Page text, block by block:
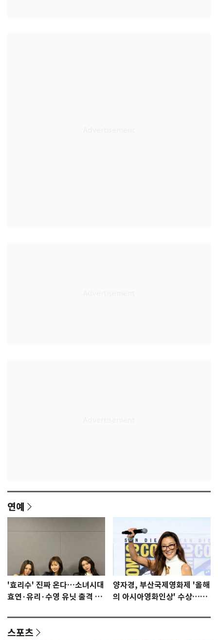
연예
'효리수' 진짜 온다…소녀시대
효연·유리·수영 유닛 출격 [N
양자경, 부산국제영화제 '올해
의 아시아영화인상' 수상…15
스포츠